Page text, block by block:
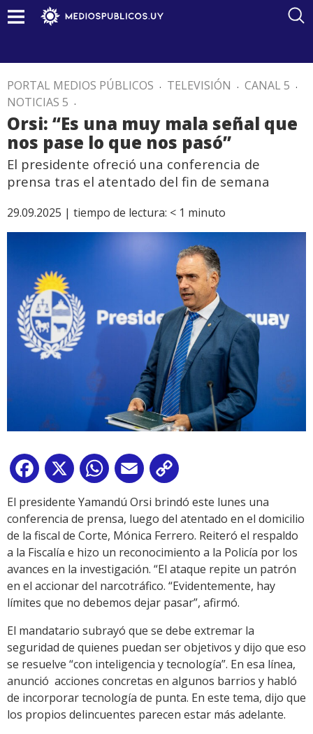
PORTAL MEDIOS PÚBLICOS . TELEVISIÓN . CANAL 5 .
NOTICIAS 5 .
Orsi: “Es una muy mala señal que
nos pase lo que nos pasó”
El presidente ofreció una conferencia de
prensa tras el atentado del fin de semana
29.09.2025 | tiempo de lectura: < 1 minuto
Facebook
X WhatsApp
Email
Link
El presidente Yamandú Orsi brindó este lunes una
conferencia de prensa, luego del atentado en el domicilio
de la fiscal de Corte, Mónica Ferrero. Reiteró el respaldo
a la Fiscalía e hizo un reconocimiento a la Policía por los
avances en la investigación. “El ataque repite un patrón
en el accionar del narcotráfico. “Evidentemente, hay
límites que no debemos dejar pasar”, afirmó.
El mandatario subrayó que se debe extremar la
seguridad de quienes puedan ser objetivos y dijo que eso
se resuelve “con inteligencia y tecnología”. En esa línea,
anunció acciones concretas en algunos barrios y habló
de incorporar tecnología de punta. En este tema, dijo que
los propios delincuentes parecen estar más adelante.